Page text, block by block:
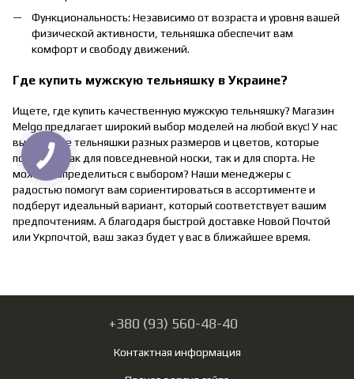
Функциональность: Независимо от возраста и уровня вашей
физической активности, тельняшка обеспечит вам
комфорт и свободу движений.
Где купить мужскую тельняшку в Украине?
Ищете, где купить качественную мужскую тельняшку? Магазин
Melgo предлагает широкий выбор моделей на любой вкус! У нас
вы найдете тельняшки разных размеров и цветов, которые
подойдут как для повседневной носки, так и для спорта. Не
можете определиться с выбором? Наши менеджеры с
радостью помогут вам сориентироваться в ассортименте и
подберут идеальный вариант, который соответствует вашим
предпочтениям. А благодаря быстрой доставке Новой Почтой
или Укрпочтой, ваш заказ будет у вас в ближайшее время.
+380 (93) 560-48-40
Контактная информация